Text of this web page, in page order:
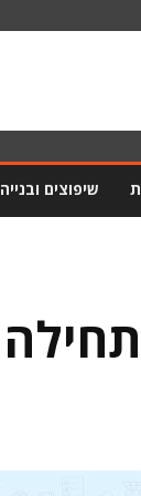
שיפוצים ובנייה